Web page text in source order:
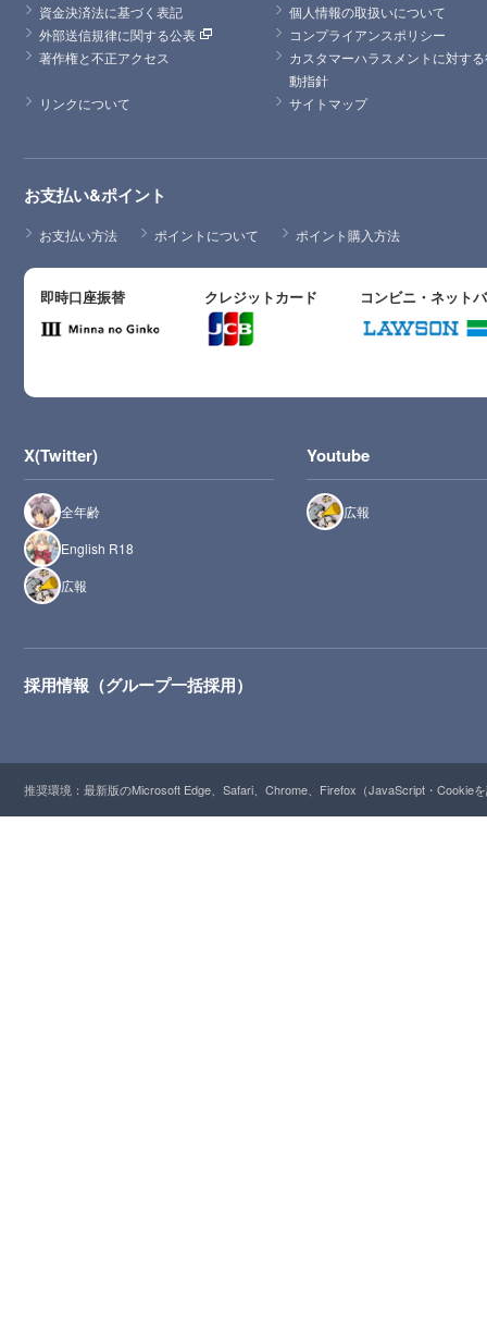
資金決済法に基づく表記
個人情報の取扱いについて
外部送信規律に関する公表
コンプライアンスポリシー
著作権と不正アクセス
カスタマーハラスメントに対す
動指針
リンクについて
サイトマップ
お支払い&ポイント
お支払い方法 ポイントについて ポイント購入方法
即時口座振替 クレジットカード コンビニ・ネット
X(Twitter)
全年齢
English R18
広報
Youtube
広報
採用情報（グループ一括採用）
推奨環境：最新版のMicrosoft Edge、Safari、Chrome、Firefox（JavaScript・Cookie